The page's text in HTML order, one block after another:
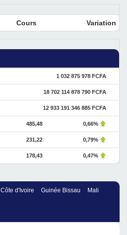
Cours Variation
1 032 875 978 FCFA
18 702 114 878 790 FCFA
12 933 191 346 885 FCFA
485,48 0,66%
231,22 0,79%
178,43 0,47%
Côte d'Ivoire Guinée Bissau Mali